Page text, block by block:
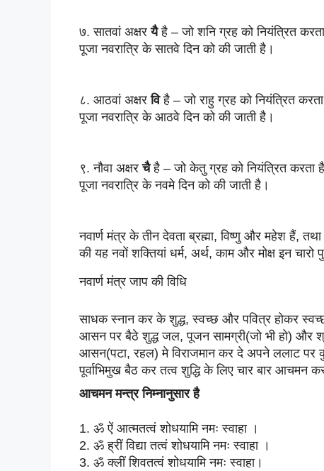
७. सातवां अक्षर यै है – जो शनि ग्रह को नियंत्रित
पूजा नवरात्रि के सातवे दिन को की जाती है।
८. आठवां अक्षर वि है – जो राहु ग्रह को नियंत्रित
पूजा नवरात्रि के आठवे दिन को की जाती है।
९. नौवा अक्षर चै है – जो केतु ग्रह को नियंत्रित करता
पूजा नवरात्रि के नवमे दिन को की जाती है।
नवार्ण मंत्र के तीन देवता ब्रह्मा, विष्णु और महेश हैं, तथा
की यह नवों शक्तियां धर्म, अर्थ, काम और मोक्ष इन चारो
नवार्ण मंत्र जाप की विधि
साधक स्नान कर के शुद्ध, स्वच्छ और पवित्र होकर
आसन पर बैठे शुद्ध जल, पूजन सामग्री(जो भी हो) और
आसन(पटा, रहल) मे विराजमान कर दे अपने ललाट पर
पूर्वाभिमुख बैठ कर तत्व शुद्धि के लिए चार बार आचमन
आचमन मन्त्र निम्नानुसार है
1. ॐ ऐं आत्मतत्वं शोधयामि नमः स्वाहा ।
2. ॐ ह्रीं विद्या तत्वं शोधयामि नमः स्वाहा ।
3. ॐ क्लीं शिवतत्वं शोधयामि नमः स्वाहा।